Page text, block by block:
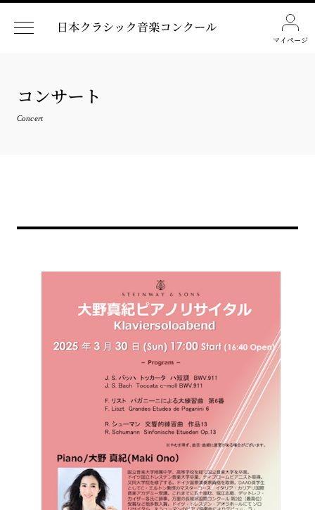
マイページ
コンサート
Concert